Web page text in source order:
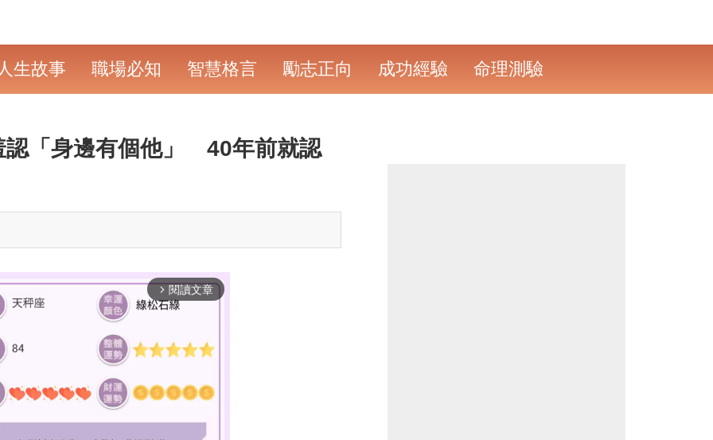
生故事 職場必知 智慧格言 勵志正向 成功經驗 命理測驗
認「身邊有個他」 40年前就認
arrow_forward_ios 閱讀文章